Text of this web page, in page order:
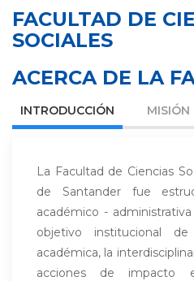
FACULTAD DE
SOCIALES
ACERCA DE LA
INTRODUCCIÓN MISIÓN
La Facultad de Ciencias
de Santander fue
académico -
objetivo institucional
académica, la
acciones de impacto